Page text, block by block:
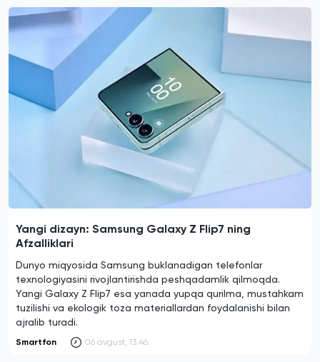
Yangi dizayn: Samsung Galaxy Z Flip7 ning
Afzalliklari
Dunyo miqyosida Samsung buklanadigan telefonlar
texnologiyasini rivojlantirishda peshqadamlik qilmoqda.
Yangi Galaxy Z Flip7 esa yanada yupqa qurilma, mustahkam
tuzilishi va ekologik toza materiallardan foydalanishi bilan
ajralib turadi.
Smartfon 06 avgust, 13:46